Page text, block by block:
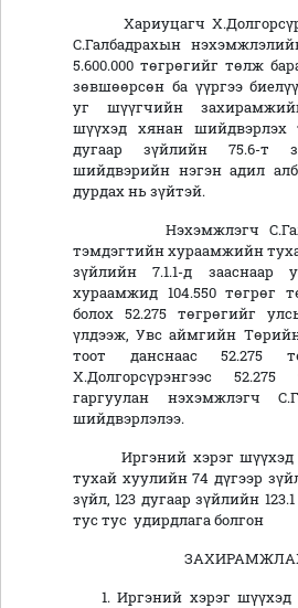
Хариуцагч
С.Галбадрахын
5.600.000 төгрөгийг төлж
зөвшөөрсөн ба үүргээ
уг шүүгчийн
шүүхэд хянан шийдвэрлэх
дугаар зүйлийн 75.6-т
шийдвэрийн нэгэн адил
дурдах нь зүйтэй.
Нэхэмжлэгч
тэмдэгтийн хураамжийн
зүйлийн 7.1.1-д зааснаар
хураамжид 104.550 төгрөг
болох 52.275 төгрөгийг
үлдээж, Увс аймгийн Төрийн
тоот данснаас 52.275
Х.Долгорсүрэнгээс
гаргуулан нэхэмжлэгч
шийдвэрлэлээ.
Иргэний хэрэг шүүхэд
тухай хуулийн 74 дүгээр
зүйл, 123 дугаар зүйлийн
тус тус удирдлага болгон
1. Иргэний хэрэг шүүхэд